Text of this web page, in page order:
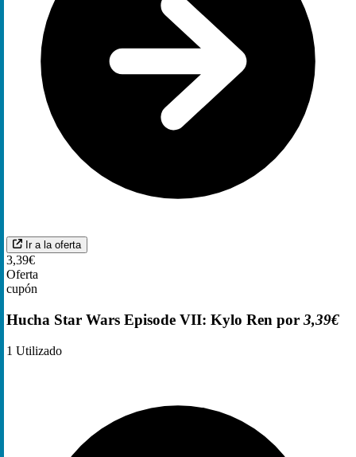
Ir a la oferta
3,39€
Oferta
cupón
Hucha Star Wars Episode VII: Kylo Ren por 3,39€
1 Utilizado